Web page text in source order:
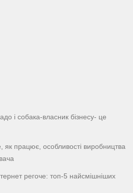
і собака-власник бізнесу- це
працює, особливості виробництва
регоче: топ-5 найсмішніших